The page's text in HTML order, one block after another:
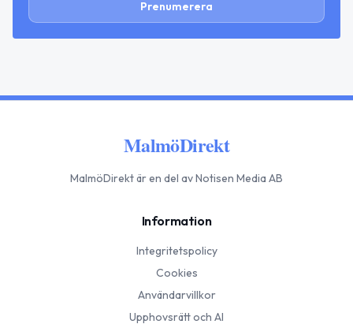
Prenumerera
MalmöDirekt
MalmöDirektär en del av Notisen Media AB
Information
Integritetspolicy
Cookies
Användarvillkor
Upphovsrätt och AI